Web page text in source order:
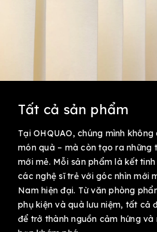
Tất cả sản phẩm
Tại OHQUAO, chúng mình
món quà – mà còn tạo ra những
mới mẻ. Mỗi sản phẩm là kết
các nghệ sĩ trẻ với góc nhìn mới
Nam hiện đại. Từ văn phòng
phụ kiện và quà lưu niệm, tất cả
để trở thành nguồn cảm hứng và